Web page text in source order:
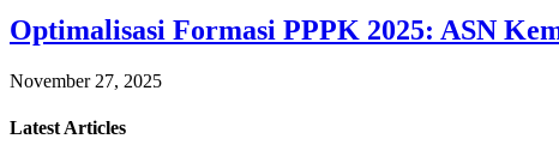
Optimalisasi Formasi PPPK 2025: ASN
November 27, 2025
Latest Articles